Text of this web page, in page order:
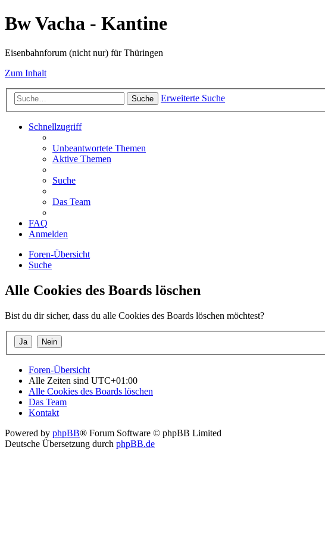
Bw Vacha - Kantine
Eisenbahnforum (nicht nur) für Thüringen
Zum Inhalt
Suche Erweiterte Suche
Schnellzugriff
Unbeantwortete Themen
Aktive Themen
Suche
Das Team
FAQ
Anmelden
Foren-Übersicht
Suche
Alle Cookies des Boards löschen
Bist du dir sicher, dass du alle Cookies des Boards löschen möchtest?
Foren-Übersicht
Alle Zeiten sind UTC+01:00
Alle Cookies des Boards löschen
Das Team
Kontakt
Powered by phpBB® Forum Software © phpBB Limited
Deutsche Übersetzung durch phpBB.de